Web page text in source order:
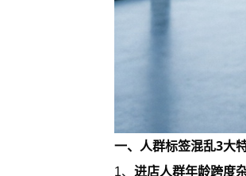
一、人群标签混乱3大
1、 进店人群年龄跨度